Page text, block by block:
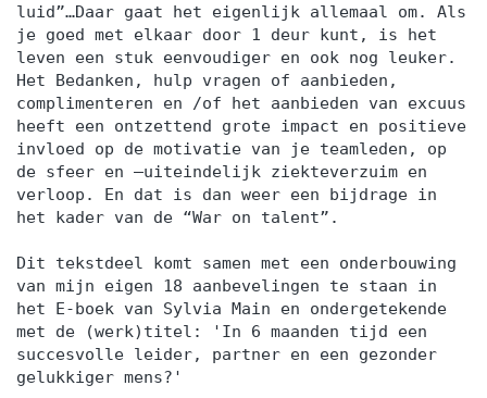
luid”…Daar gaat het eigenlijk allemaal om. Als
je goed met elkaar door 1 deur kunt, is het
leven een stuk eenvoudiger en ook nog leuker.
Het Bedanken, hulp vragen of aanbieden,
complimenteren en /of het aanbieden van excuus
heeft een ontzettend grote impact en positieve
invloed op de motivatie van je teamleden, op
de sfeer en –uiteindelijk ziekteverzuim en
verloop. En dat is dan weer een bijdrage in
het kader van de “War on talent”.
Dit tekstdeel komt samen met een onderbouwing
van mijn eigen 18 aanbevelingen te staan in
het E-boek van Sylvia Main en ondergetekende
met de (werk)titel: 'In 6 maanden tijd een
succesvolle leider, partner en een gezonder
gelukkiger mens?'